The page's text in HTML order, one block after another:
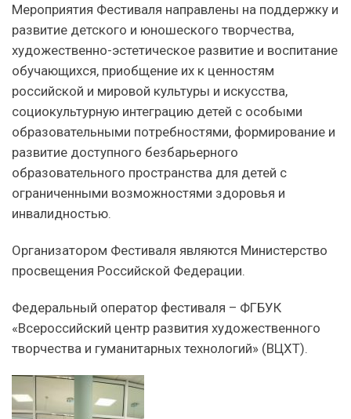
Мероприятия Фестиваля направлены на поддержку и
развитие детского и юношеского творчества,
художественно-эстетическое развитие и воспитание
обучающихся, приобщение их к ценностям
российской и мировой культуры и искусства,
социокультурную интеграцию детей с особыми
образовательными потребностями, формирование и
развитие доступного безбарьерного
образовательного пространства для детей с
ограниченными возможностями здоровья и
инвалидностью.
Организатором Фестиваля являются Министерство
просвещения Российской Федерации.
Федеральный оператор фестиваля – ФГБУК
«Всероссийский центр развития художественного
творчества и гуманитарных технологий» (ВЦХТ).